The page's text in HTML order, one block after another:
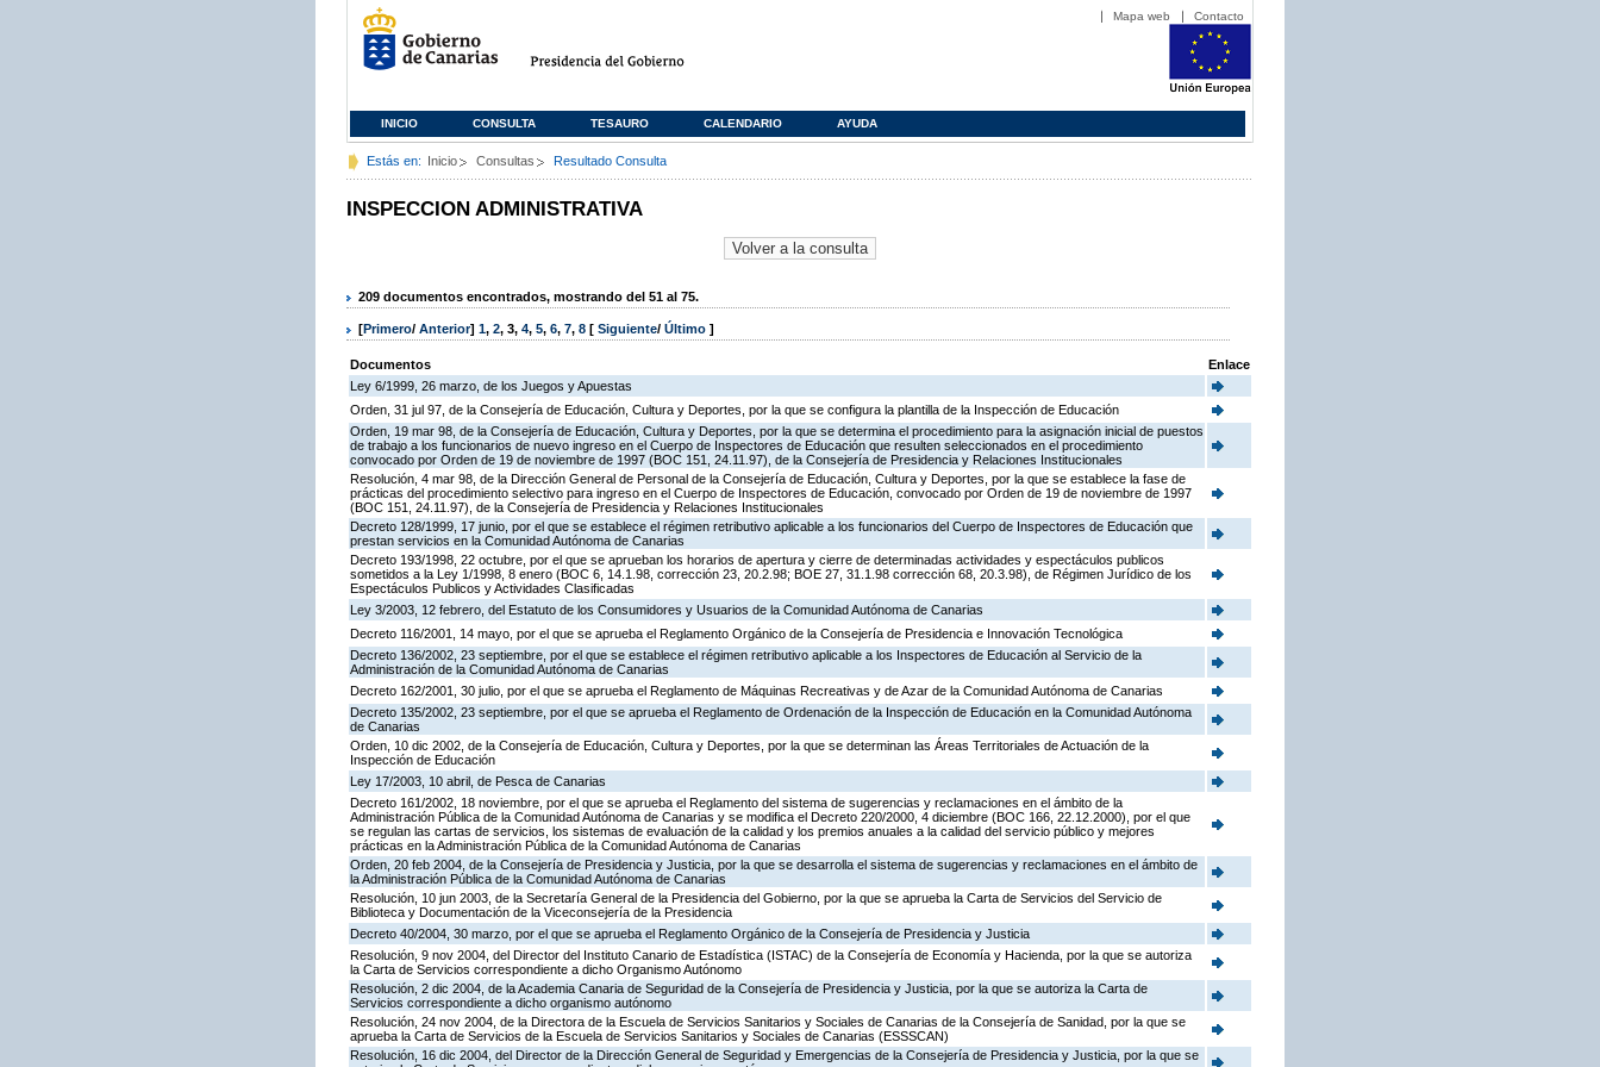
Mapa web Contacto
INICIO CONSULTA TESAURO CALENDARIO AYUDA
Estás en: Inicio Consultas Resultado Consulta
INSPECCION ADMINISTRATIVA
209 documentos encontrados, mostrando del 51 al 75.
[Primero/ Anterior] 1, 2, 3, 4, 5, 6, 7, 8 [ Siguiente/ Último ]
Documentos
Enlace
Ley 6/1999, 26 marzo, de los Juegos y Apuestas
Orden, 31 jul 97, de la Consejería de Educación, Cultura y Deportes, por la que se configura la plantilla de la Inspección de Educación
Orden, 19 mar 98, de la Consejería de Educación, Cultura y Deportes, por la que se determina el procedimiento para la asignación inicial de puestos
de trabajo a los funcionarios de nuevo ingreso en el Cuerpo de Inspectores de Educación que resulten seleccionados en el procedimiento
convocado por Orden de 19 de noviembre de 1997 (BOC 151, 24.11.97), de la Consejería de Presidencia y Relaciones Institucionales
Resolución, 4 mar 98, de la Dirección General de Personal de la Consejería de Educación, Cultura y Deportes, por la que se establece la fase de
prácticas del procedimiento selectivo para ingreso en el Cuerpo de Inspectores de Educación, convocado por Orden de 19 de noviembre de 1997
(BOC 151, 24.11.97), de la Consejería de Presidencia y Relaciones Institucionales
Decreto 128/1999, 17 junio, por el que se establece el régimen retributivo aplicable a los funcionarios del Cuerpo de Inspectores de Educación que
prestan servicios en la Comunidad Autónoma de Canarias
Decreto 193/1998, 22 octubre, por el que se aprueban los horarios de apertura y cierre de determinadas actividades y espectáculos publicos
sometidos a la Ley 1/1998, 8 enero (BOC 6, 14.1.98, corrección 23, 20.2.98; BOE 27, 31.1.98 corrección 68, 20.3.98), de Régimen Jurídico de los
Espectáculos Publicos y Actividades Clasificadas
Ley 3/2003, 12 febrero, del Estatuto de los Consumidores y Usuarios de la Comunidad Autónoma de Canarias
Decreto 116/2001, 14 mayo, por el que se aprueba el Reglamento Orgánico de la Consejería de Presidencia e Innovación Tecnológica
Decreto 136/2002, 23 septiembre, por el que se establece el régimen retributivo aplicable a los Inspectores de Educación al Servicio de la
Administración de la Comunidad Autónoma de Canarias
Decreto 162/2001, 30 julio, por el que se aprueba el Reglamento de Máquinas Recreativas y de Azar de la Comunidad Autónoma de Canarias
Decreto 135/2002, 23 septiembre, por el que se aprueba el Reglamento de Ordenación de la Inspección de Educación en la Comunidad Autónoma
de Canarias
Orden, 10 dic 2002, de la Consejería de Educación, Cultura y Deportes, por la que se determinan las Áreas Territoriales de Actuación de la
Inspección de Educación
Ley 17/2003, 10 abril, de Pesca de Canarias
Decreto 161/2002, 18 noviembre, por el que se aprueba el Reglamento del sistema de sugerencias y reclamaciones en el ámbito de la
Administración Pública de la Comunidad Autónoma de Canarias y se modifica el Decreto 220/2000, 4 diciembre (BOC 166, 22.12.2000), por el que
se regulan las cartas de servicios, los sistemas de evaluación de la calidad y los premios anuales a la calidad del servicio público y mejores
prácticas en la Administración Pública de la Comunidad Autónoma de Canarias
Orden, 20 feb 2004, de la Consejería de Presidencia y Justicia, por la que se desarrolla el sistema de sugerencias y reclamaciones en el ámbito de
la Administración Pública de la Comunidad Autónoma de Canarias
Resolución, 10 jun 2003, de la Secretaría General de la Presidencia del Gobierno, por la que se aprueba la Carta de Servicios del Servicio de
Biblioteca y Documentación de la Viceconsejería de la Presidencia
Decreto 40/2004, 30 marzo, por el que se aprueba el Reglamento Orgánico de la Consejería de Presidencia y Justicia
Resolución, 9 nov 2004, del Director del Instituto Canario de Estadística (ISTAC) de la Consejería de Economía y Hacienda, por la que se autoriza
la Carta de Servicios correspondiente a dicho Organismo Autónomo
Resolución, 2 dic 2004, de la Academia Canaria de Seguridad de la Consejería de Presidencia y Justicia, por la que se autoriza la Carta de
Servicios correspondiente a dicho organismo autónomo
Resolución, 24 nov 2004, de la Directora de la Escuela de Servicios Sanitarios y Sociales de Canarias de la Consejería de Sanidad, por la que se
aprueba la Carta de Servicios de la Escuela de Servicios Sanitarios y Sociales de Canarias (ESSSCAN)
Resolución, 16 dic 2004, del Director de la Dirección General de Seguridad y Emergencias de la Consejería de Presidencia y Justicia, por la que se